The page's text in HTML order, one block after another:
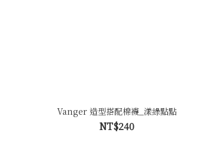
Vanger 造型搭配棉襪_漾綠點點
NT$240